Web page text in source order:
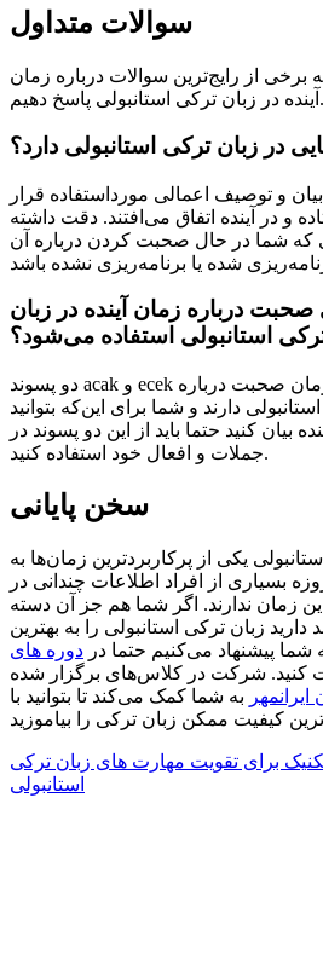
سوالات متداول
از رایج‌ترین سوالات درباره زمان
آینده در زبان ترکی استانبولی پاسخ دهیم.
در زبان ترکی استانبولی دارد؟
و توصیف اعمالی مورداستفاده قرار
و در آینده اتفاق می‌افتند. دقت داشته
که شما در حال صحبت کردن درباره آن
صحبت درباره زمان آینده در زبان
استانبولی استفاده می‌شود؟
دو پسوند acak و ecek بیشترین کاربرد را در زمان صحبت درباره
دارند و شما برای این‌که بتوانید
بیان کنید حتما باید از این دو پسوند در
جملات و افعال خود استفاده کنید.
سخن پایانی
یکی از پرکاربردترین زمان‌ها به
بسیاری از افراد اطلاعات چندانی در
زمان ندارند. اگر شما هم جز آن دسته
زبان ترکی استانبولی را به بهترین
پیشنهاد می‌کنیم حتما در دوره های
کنید. شرکت در کلاس‌های برگزار شده
به شما کمک می‌کند تا بتوانید با
برای تقویت مهارت های زبان ترکی
استانبولی